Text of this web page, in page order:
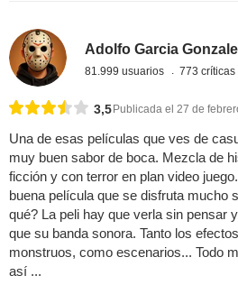
Adolfo Garcia
81.999 usuarios 773 críticas
3,5Publicada el 27 de
Una de esas películas que ves de
muy buen sabor de boca. Mezcla de
ficción y con terror en plan video
buena película que se disfruta mucho
qué? La peli hay que verla sin pensar
que su banda sonora. Tanto los
monstruos, como escenarios... Todo
así ...